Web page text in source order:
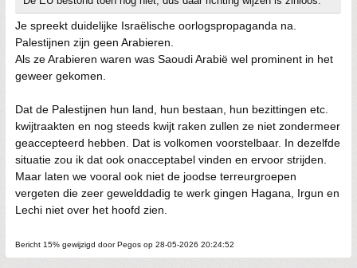
Je spreekt duidelijke Israëlische oorlogspropaganda na.
Palestijnen zijn geen Arabieren.
Als ze Arabieren waren was Saoudi Arabië wel prominent in het
geweer gekomen.
Dat de Palestijnen hun land, hun bestaan, hun bezittingen etc.
kwijtraakten en nog steeds kwijt raken zullen ze niet zondermeer
geaccepteerd hebben. Dat is volkomen voorstelbaar. In dezelfde
situatie zou ik dat ook onacceptabel vinden en ervoor strijden.
Maar laten we vooral ook niet de joodse terreurgroepen
vergeten die zeer gewelddadig te werk gingen Hagana, Irgun en
Lechi niet over het hoofd zien.
Bericht 15% gewijzigd door Pegos op 28-05-2026 20:24:52